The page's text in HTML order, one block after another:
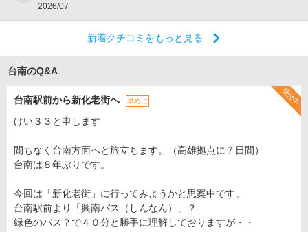
2026/07
新着クチコミをもっと見る
台南のQ&A
受付中
台南駅前から新化老街へ 早めに
けい３３と申します
間もなく台南方面へと旅立ちます。（高雄拠点に７日間）
台南は８年ぶりです。
今回は「新化老街」に行ってみようかと思案中です。
台南駅前より「興南バス（しんなん）」？
緑色のバス？で４０分と勝手に理解しておりますが・・